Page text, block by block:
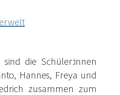
die Schüler:innen
Hannes, Freya und
zusammen zum